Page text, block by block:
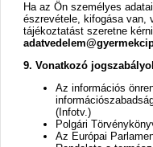
Ha az Ön személyes
észrevétele, kifogása van,
tájékoztatást szeretne
9. Vonatkozó
Az információs
(Infotv.)
Polgári
Az Európai